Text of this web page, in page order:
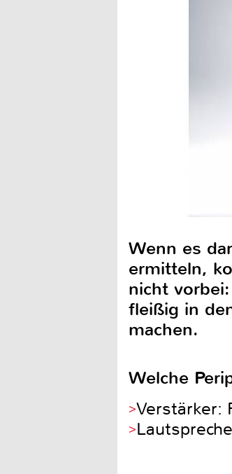
Wenn es
ermitteln,
nicht
fleißig in
machen.
Welche
Verstärker: